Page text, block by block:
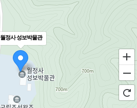
월정사 성보박물관